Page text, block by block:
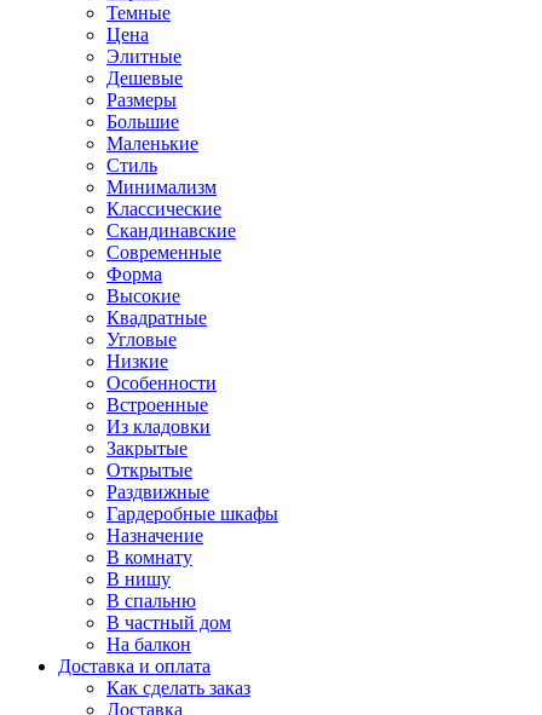
Темные
Цена
Элитные
Дешевые
Размеры
Большие
Маленькие
Стиль
Минимализм
Классические
Скандинавские
Современные
Форма
Высокие
Квадратные
Угловые
Низкие
Особенности
Встроенные
Из кладовки
Закрытые
Открытые
Раздвижные
Гардеробные шкафы
Назначение
В комнату
В нишу
В спальню
В частный дом
На балкон
Доставка и оплата
Как сделать заказ
Доставка